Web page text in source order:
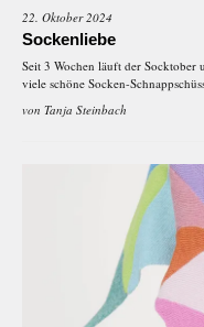
22. Oktober 2024
Sockenliebe
Seit 3 Wochen läuft der
viele schöne Socken-
von Tanja Steinbach